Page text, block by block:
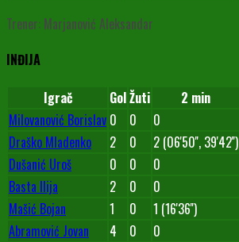
Trener: Marjanović Aleksandar
INĐIJA
Igrač GolŽuti 2 min
Milovanović Borislav 0 0 0
Draško Mladenko
2 0 2 (06'50'', 39'42'')
Dušanić Uroš
0 0 0
Basta Ilija
2 0 0
Mašić Bojan
1 0 1 (16'36'')
Abramović Jovan
4 0 0